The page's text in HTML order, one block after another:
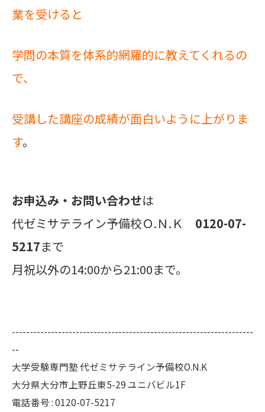
業を受けると
学問の本質を体系的網羅的に教えてくれるの
で、
受講した講座の成績が面白いように上がりま
す。
お申込み・お問い合わせは
代ゼミサテライン予備校Ｏ.Ｎ.Ｋ 0120-07-
5217まで
月祝以外の14:00から21:00まで。
--------------------------------------------------------------------
--
大学受験専門塾 代ゼミサテライン予備校O.N.K
大分県大分市上野丘東5-29 ユニバビル1F
電話番号 : 0120-07-5217